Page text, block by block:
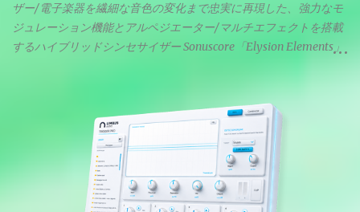
ザー/電子楽器を繊細な音色の変化まで忠実に再現した、強力なモ
ジュレーション機能とアルペジエーター/マルチエフェクトを搭載
するハイブリッドシンセサイザー Sonuscore「Elysion Elements」
えるようになっています。総容量も7GBを超えます。複数の設定に
より音色が作りこまれているため、あらかじめアルペジオがプロ
グラムされているプリセットも多いですが、アルペジオを切るこ
とももちろんできます。 ほとんどのシンセライブラリは、音を一
度サンプリングしてベロシティで音量を調整します。 しかし、
ELYSIONは違います。ビンテージシンセを含む様々な音源から、